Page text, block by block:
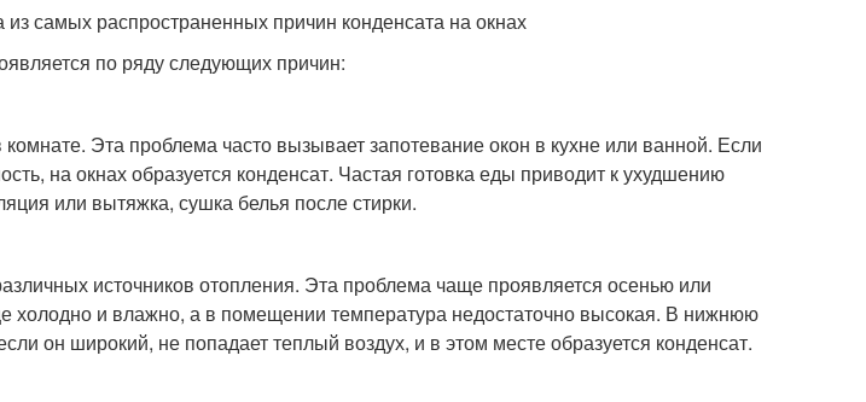
самых распространенных причин конденсата на окнах
по ряду следующих причин:
Эта проблема часто вызывает запотевание окон в кухне или ванной. Если
на окнах образуется конденсат. Частая готовка еды приводит к ухудшению
или вытяжка, сушка белья после стирки.
источников отопления. Эта проблема чаще проявляется осенью или
холодно и влажно, а в помещении температура недостаточно высокая. В нижнюю
он широкий, не попадает теплый воздух, и в этом месте образуется конденсат.